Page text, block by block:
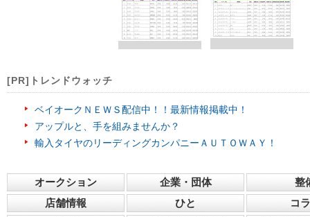
[PR]トレンドウォッチ
ベイオークＮＥＷＳ配信中！！最新情報掲載中！
アップルと、手を組みませんか？
輸入タイヤのリーディングカンパニーＡＵＴＯＷＡＹ！
オークション 企業・団体
整
店舗情報
ひと
コ